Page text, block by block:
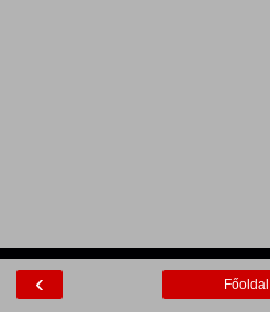
‹ Főoldal